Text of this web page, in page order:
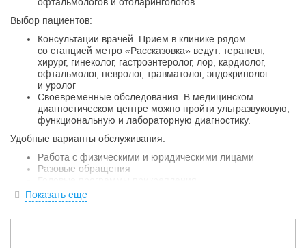
Выбор пациентов:
Консультации врачей. Прием в клинике рядом
со станцией метро «Рассказовка» ведут: терапевт,
хирург, гинеколог, гастроэнтеролог, лор, кардиолог,
офтальмолог, невролог, травматолог, эндокринолог
и уролог
Своевременные обследования. В медицинском
диагностическом центре можно пройти ультразвуковую,
функциональную и лабораторную диагностику.
Удобные варианты обслуживания:
Работа с физическими и юридическими лицами
Разовые обращения
Специальные акции и предложения
Комфортный сервис:
Показать еще